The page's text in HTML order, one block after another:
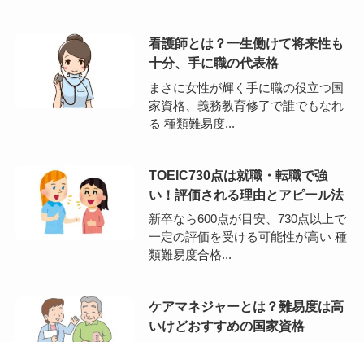
看護師とは？一生働けて将来性も
十分、手に職の代表格
まさに女性が輝く手に職の役立つ国
家資格、義務教育修了で誰でもなれ
る 種類難易度...
TOEIC730点は就職・転職で強
い！評価される理由とアピール法
新卒なら600点が目安、730点以上で
一定の評価を受ける可能性が高い 種
類難易度合格...
ケアマネジャーとは？難易度は高
いけどおすすめの国家資格